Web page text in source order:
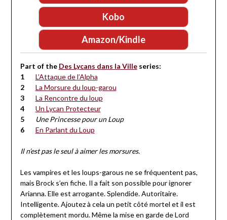
Kobo
Amazon/Kindle
Part of the Des Lycans dans la Villeseries:
L’Attaque de l’Alpha
La Morsure du loup-garou
La Rencontre du loup
Un Lycan Protecteur
Une Princesse pour un Loup
En Parlant du Loup
Il n’est pas le seul à aimer les morsures.
Les vampires et les loups-garous ne se fréquentent pas,
mais Brock s’en fiche. Il a fait son possible pour ignorer
Arianna. Elle est arrogante. Splendide. Autoritaire.
Intelligente. Ajoutez à cela un petit côté mortel et il est
complètement mordu. Même la mise en garde de Lord